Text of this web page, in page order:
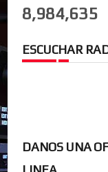
8,984,635
ESCUCHAR
DANOS UNA